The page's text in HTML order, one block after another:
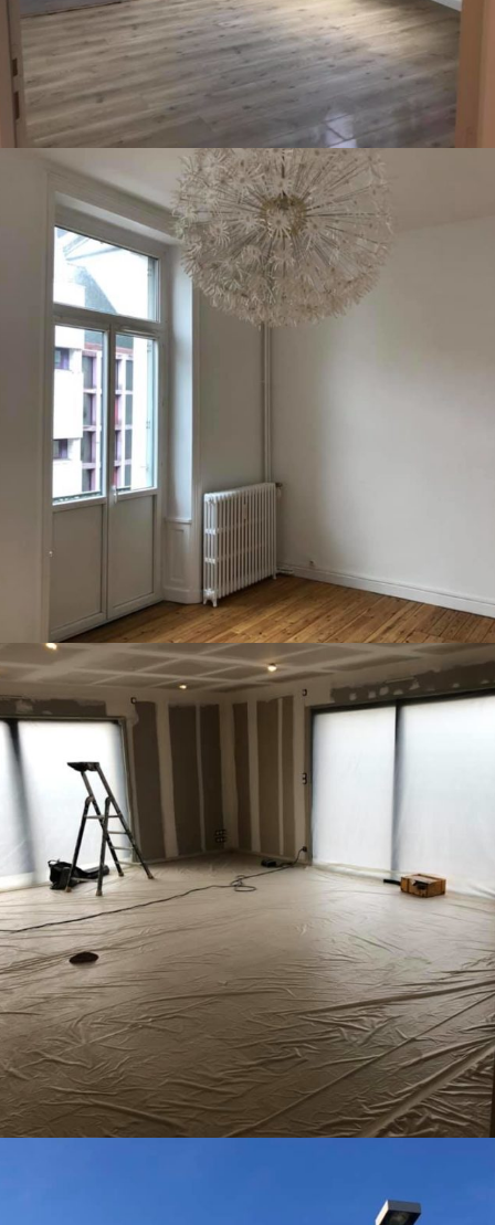
PARTICULIERS
Rénovation complet à
Saint-Brieuc
PARTICULIERS
Ravalement intérieur à
Saint Quay Portrieux